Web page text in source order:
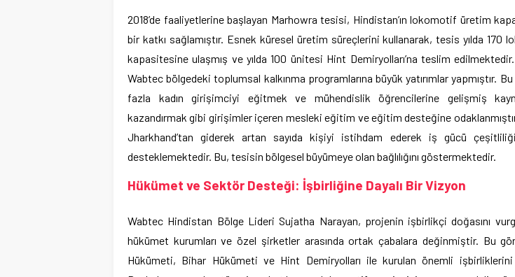
2018’de faaliyetlerine başlayan Marhowra tesisi, Hindistan’ın lokomotif üretim
bir katkı sağlamıştır. Esnek küresel üretim süreçlerini kullanarak, tesis yılda 170
kapasitesine ulaşmış ve yılda 100 ünitesi Hint Demiryolları’na teslim
Wabtec bölgedeki toplumsal kalkınma programlarına büyük yatırımlar yapmıştır. Bu
fazla kadın girişimciyi eğitmek ve mühendislik öğrencilerine gelişmiş
kazandırmak gibi girişimler içeren mesleki eğitim ve eğitim desteğine
Jharkhand’tan giderek artan sayıda kişiyi istihdam ederek iş gücü
desteklemektedir. Bu, tesisin bölgesel büyümeye olan bağlılığını göstermektedir.
Hükümet ve Sektör Desteği: İşbirliğine Dayalı Bir Vizyon
Wabtec Hindistan Bölge Lideri Sujatha Narayan, projenin işbirlikçi doğasını
hükümet kurumları ve özel şirketler arasında ortak çabalara değinmiştir. Bu
Hükümeti, Bihar Hükümeti ve Hint Demiryolları ile kurulan önemli işbirliklerini